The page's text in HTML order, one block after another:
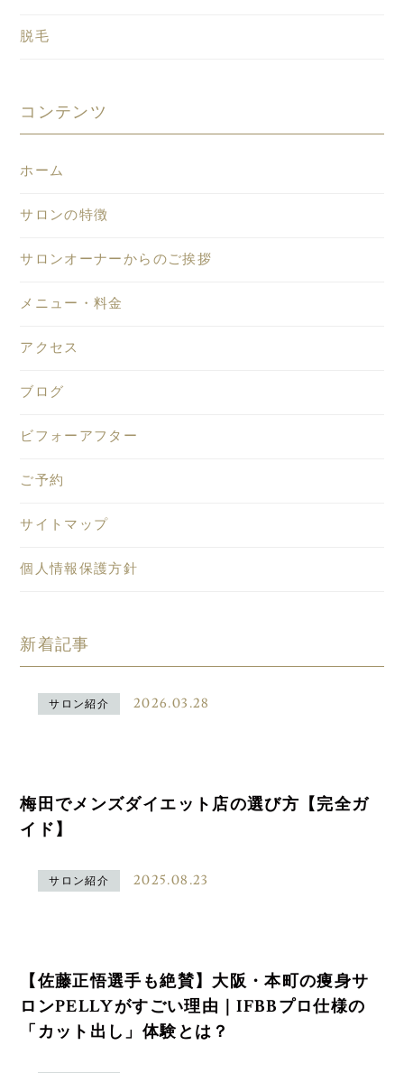
脱毛
コンテンツ
ホーム
サロンの特徴
サロンオーナーからのご挨拶
メニュー・料金
アクセス
ブログ
ビフォーアフター
ご予約
サイトマップ
個人情報保護方針
新着記事
サロン紹介 2026.03.28
梅田でメンズダイエット店の選び方【完全ガ
イド】
サロン紹介 2025.08.23
【佐藤正悟選手も絶賛】大阪・本町の痩身サ
ロンPELLYがすごい理由｜IFBBプロ仕様の
「カット出し」体験とは？